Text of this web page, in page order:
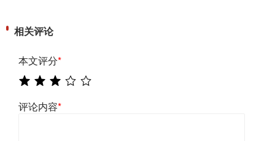
相关评论
本文评分*
评论内容*